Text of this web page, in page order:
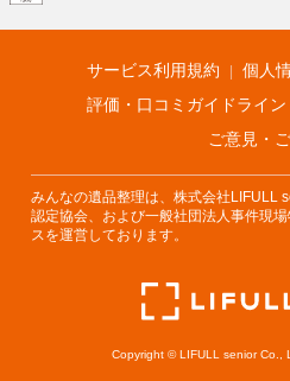
不動産・住宅
不動産査定 マンション専門売却査定
不動産アーカイブ
空き家バンク 家
不動産用語集 住まいのお役立ち情報
アプリ 不動産データ 不
サービス利用規約
個人
評価・口コミガイドライン
ご意見・
みんなの遺品整理は、株式会社LIFULL
認定協会、および一般社団法人事件現
スを運営しております。
Copyright © LIFULL senior Co.,